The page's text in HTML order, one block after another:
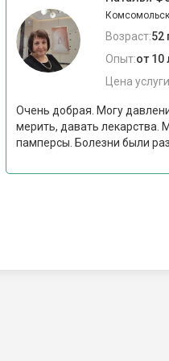
Возраст:52
Опыт:от 10
Цена
Очень добрая. Могу
мерить, давать лекарства.
памперсы. Болезни были